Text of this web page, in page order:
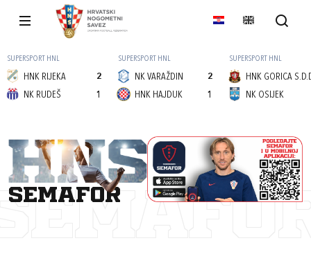
SUPERSPORT HNL
HNK RIJEKA
2
1
NK RUDEŠ
SUPERSPORT HNL
NK VARAŽDIN
2
1
HNK HAJDUK
SUPERSPORT HNL
HNK GORICA
NK OSIJEK
semafor